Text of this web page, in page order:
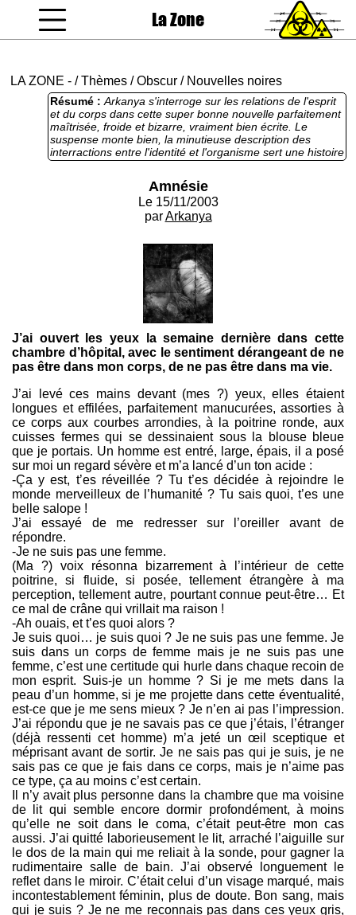
La Zone
LA ZONE - /Thèmes /Obscur / Nouvelles noires
Résumé : Arkanya s'interroge sur les relations de l'esprit
et du corps dans cette super bonne nouvelle parfaitement
maîtrisée, froide et bizarre, vraiment bien écrite. Le
suspense monte bien, la minutieuse description des
interractions entre l'identité et l'organisme sert une histoire
originale et efficace (ou l'inverse), et le style est moins
académique que d'habitude en restant de très haut vol.
Amnésie
Le 15/11/2003
parArkanya
J’ai ouvert les yeux la semaine dernière dans cette
chambre d’hôpital, avec le sentiment dérangeant de ne
pas être dans mon corps, de ne pas être dans ma vie.
J’ai levé ces mains devant (mes ?) yeux, elles étaient
longues et effilées, parfaitement manucurées, assorties à
ce corps aux courbes arrondies, à la poitrine ronde, aux
cuisses fermes qui se dessinaient sous la blouse bleue
que je portais. Un homme est entré, large, épais, il a posé
sur moi un regard sévère et m’a lancé d’un ton acide :
-Ça y est, t’es réveillée ? Tu t’es décidée à rejoindre le
monde merveilleux de l’humanité ? Tu sais quoi, t’es une
belle salope !
J’ai essayé de me redresser sur l’oreiller avant de
répondre.
-Je ne suis pas une femme.
(Ma ?) voix résonna bizarrement à l’intérieur de cette
poitrine, si fluide, si posée, tellement étrangère à ma
perception, tellement autre, pourtant connue peut-être… Et
ce mal de crâne qui vrillait ma raison !
-Ah ouais, et t’es quoi alors ?
Je suis quoi… je suis quoi ? Je ne suis pas une femme. Je
suis dans un corps de femme mais je ne suis pas une
femme, c’est une certitude qui hurle dans chaque recoin de
mon esprit. Suis-je un homme ? Si je me mets dans la
peau d’un homme, si je me projette dans cette éventualité,
est-ce que je me sens mieux ? Je n’en ai pas l’impression.
J’ai répondu que je ne savais pas ce que j’étais, l’étranger
(déjà ressenti cet homme) m’a jeté un œil sceptique et
méprisant avant de sortir. Je ne sais pas qui je suis, je ne
sais pas ce que je fais dans ce corps, mais je n’aime pas
ce type, ça au moins c’est certain.
Il n’y avait plus personne dans la chambre que ma voisine
de lit qui semble encore dormir profondément, à moins
qu’elle ne soit dans le coma, c’était peut-être mon cas
aussi. J’ai quitté laborieusement le lit, arraché l’aiguille sur
le dos de la main qui me reliait à la sonde, pour gagner la
rudimentaire salle de bain. J’ai observé longuement le
reflet dans le miroir. C’était celui d’un visage marqué, mais
incontestablement féminin, plus de doute. Bon sang, mais
qui je suis ? Je ne me reconnais pas dans ces yeux gris,